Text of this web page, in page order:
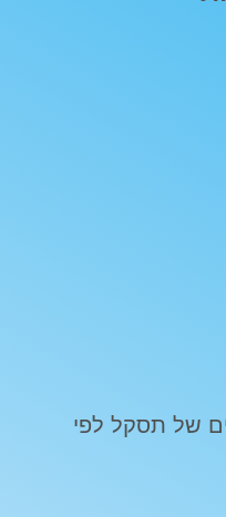
של תסקל לפי